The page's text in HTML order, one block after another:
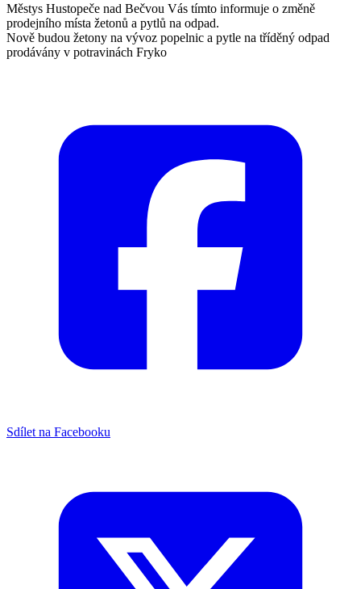
Městys Hustopeče nad Bečvou Vás tímto informuje o změně
prodejního místa žetonů a pytlů na odpad.
Nově budou žetony na vývoz popelnic a pytle na tříděný odpad
prodávány v potravinách Fryko
Sdílet na Facebooku